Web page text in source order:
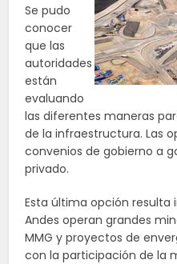
Se pudo
conocer
que las
autoridades
están
evaluando
las diferentes maneras
de la infraestructura. Las
convenios de gobierno a
privado.
Esta última opción resulta
Andes operan grandes
MMG y proyectos de
con la participación de la